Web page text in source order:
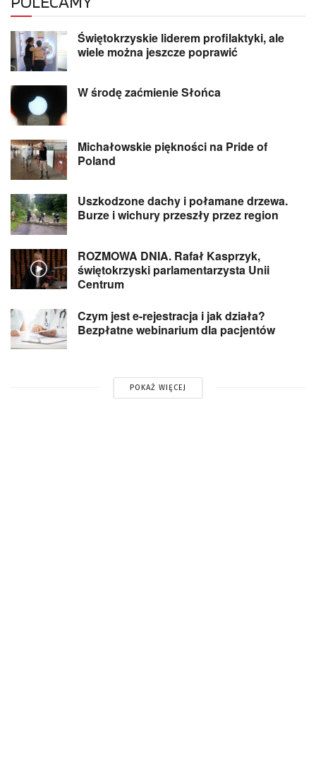
Świętokrzyskie liderem profilaktyki, ale
wiele można jeszcze poprawić
W środę zaćmienie Słońca
Michałowskie piękności na Pride of
Poland
Uszkodzone dachy i połamane drzewa.
Burze i wichury przeszły przez region
ROZMOWA DNIA. Rafał Kasprzyk,
świętokrzyski parlamentarzysta Unii
Centrum
Czym jest e-rejestracja i jak działa?
Bezpłatne webinarium dla pacjentów
POKAŻ WIĘCEJ